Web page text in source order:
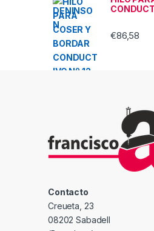
€86,58
Contacto
Creueta, 23
08202 Sabadell